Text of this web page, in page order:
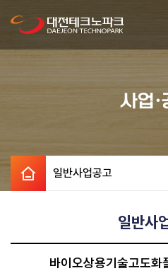
사업·
일반사업공고
일반사
바이오상용기술고도화